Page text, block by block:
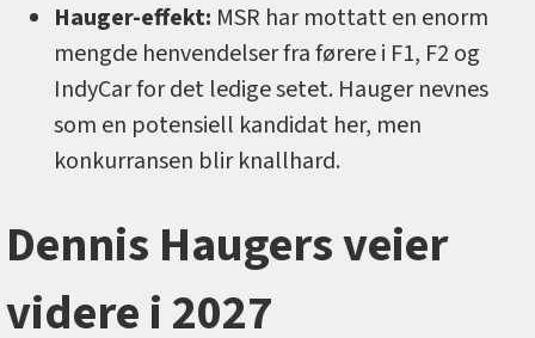
Hauger-effekt: MSR har mottatt en enorm
mengde henvendelser fra førere i F1, F2 og
IndyCar for det ledige setet. Hauger nevnes
som en potensiell kandidat her, men
konkurransen blir knallhard.
Dennis Haugers veier
videre i 2027